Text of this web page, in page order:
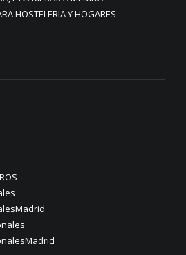
HOSTELERIA Y HOGARES